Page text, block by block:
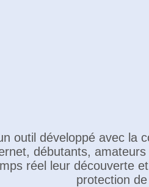
outil développé avec la
débutants,
réel leur découverte
protection